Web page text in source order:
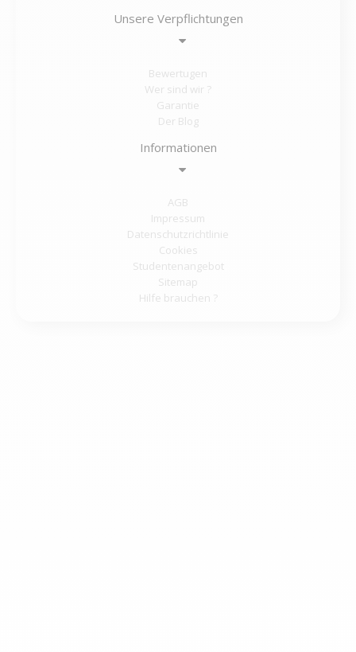
Unsere Verpflichtungen
Bewertugen
Wer sind wir ?
Garantie
Der Blog
Informationen
AGB
Impressum
Datenschutzrichtlinie
Cookies
Studentenangebot
Sitemap
Hilfe brauchen ?